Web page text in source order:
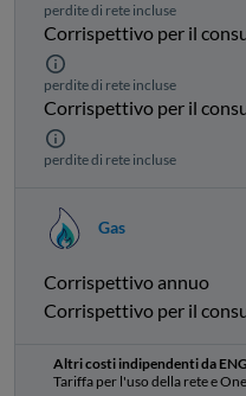
perdite di rete incluse
Corrispettivo per il
perdite di rete incluse
Corrispettivo per il
perdite di rete incluse
Gas
Corrispettivo annuo
Corrispettivo per il
Altri costi indipendenti da
Tariffa per l'uso della rete e